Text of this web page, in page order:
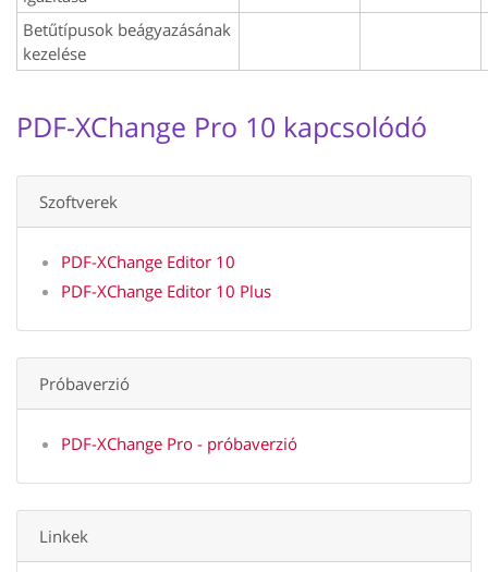
Betűtípusok beágyazásának
kezelése
PDF-XChange Pro 10 kapcsolódó
Szoftverek
PDF-XChange Editor 10
PDF-XChange Editor 10 Plus
Próbaverzió
PDF-XChange Pro - próbaverzió
Linkek